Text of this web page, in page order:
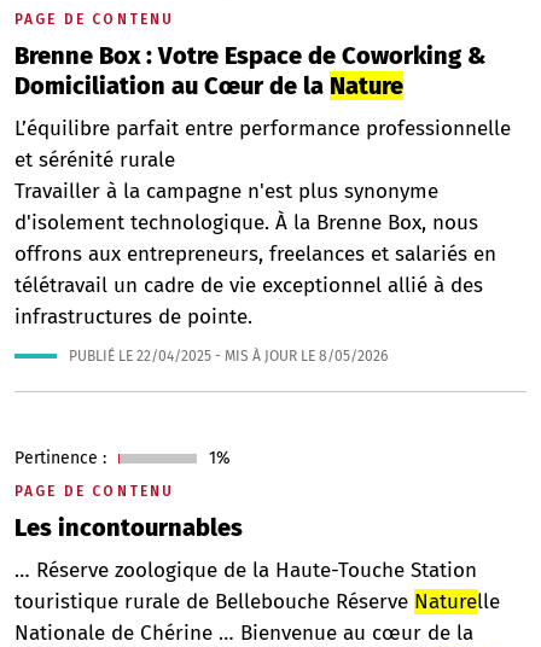
PAGE DE CONTENU
Brenne Box : Votre Espace de Coworking &
Domiciliation au Cœur de la Nature
L’équilibre parfait entre performance professionnelle
et sérénité rurale
Travailler à la campagne n'est plus synonyme
d'isolement technologique. À la Brenne Box, nous
offrons aux entrepreneurs, freelances et salariés en
télétravail un cadre de vie exceptionnel allié à des
infrastructures de pointe.
PUBLIÉ LE 22/04/2025 - MIS À JOUR LE 8/05/2026
PAGE DE CONTENU
Les incontournables
Pertinence : 1%
… Réserve zoologique de la Haute-Touche Station
touristique rurale de Bellebouche Réserve Naturelle
Nationale de Chérine … Bienvenue au cœur de la